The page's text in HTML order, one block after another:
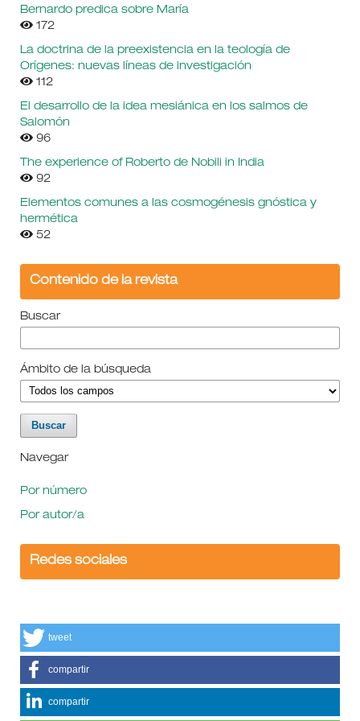
Bernardo predica sobre María
172
La doctrina de la preexistencia en la teología de
Orígenes: nuevas líneas de investigación
112
El desarrollo de la idea mesiánica en los salmos de
Salomón
96
The experience of Roberto de Nobili in India
92
Elementos comunes a las cosmogénesis gnóstica y
hermética
52
Contenido de la revista
Buscar
Ámbito de la búsqueda
Navegar
Por número
Por autor/a
Redes sociales
tweet
compartir
compartir